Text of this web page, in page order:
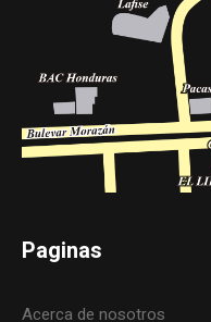
Paginas
Acerca de nosotros